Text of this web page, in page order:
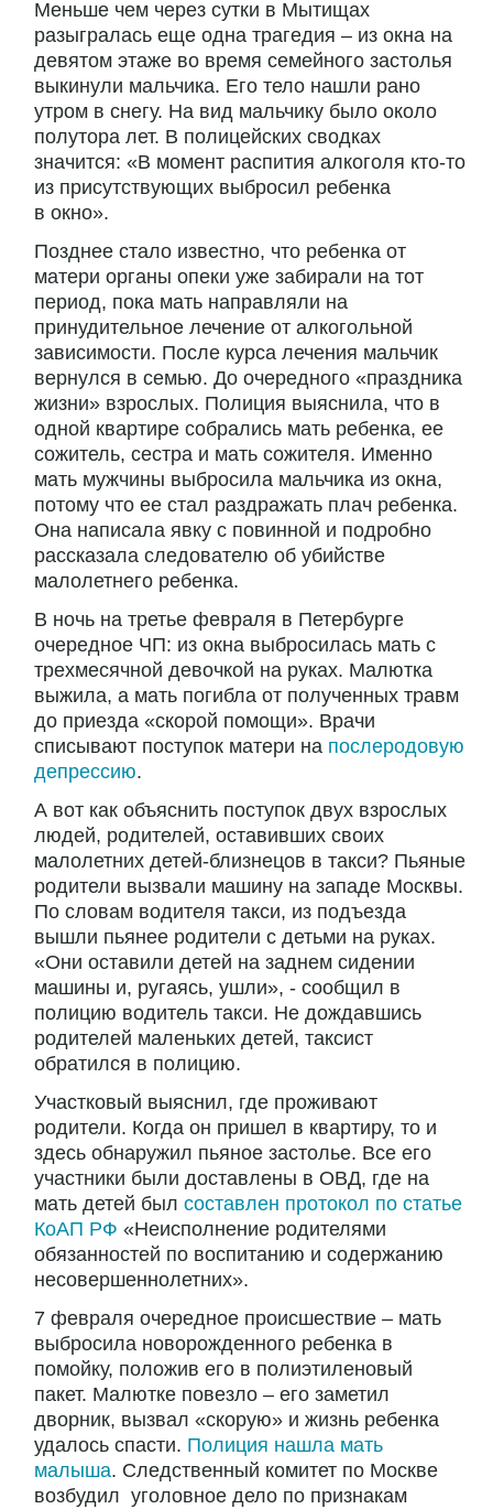
Меньше чем через сутки в Мытищах
разыгралась еще одна трагедия – из окна на
девятом этаже во время семейного застолья
выкинули мальчика. Его тело нашли рано
утром в снегу. На вид мальчику было около
полутора лет. В полицейских сводках
значится: «В момент распития алкоголя кто-то
из присутствующих выбросил ребенка
в окно».
Позднее стало известно, что ребенка от
матери органы опеки уже забирали на тот
период, пока мать направляли на
принудительное лечение от алкогольной
зависимости. После курса лечения мальчик
вернулся в семью. До очередного «праздника
жизни» взрослых. Полиция выяснила, что в
одной квартире собрались мать ребенка, ее
сожитель, сестра и мать сожителя. Именно
мать мужчины выбросила мальчика из окна,
потому что ее стал раздражать плач ребенка.
Она написала явку с повинной и подробно
рассказала следователю об убийстве
малолетнего ребенка.
В ночь на третье февраля в Петербурге
очередное ЧП: из окна выбросилась мать с
трехмесячной девочкой на руках. Малютка
выжила, а мать погибла от полученных травм
до приезда «скорой помощи». Врачи
списывают поступок матери на послеродовую
депрессию.
А вот как объяснить поступок двух взрослых
людей, родителей, оставивших своих
малолетних детей-близнецов в такси? Пьяные
родители вызвали машину на западе Москвы.
По словам водителя такси, из подъезда
вышли пьянее родители с детьми на руках.
«Они оставили детей на заднем сидении
машины и, ругаясь, ушли», - сообщил в
полицию водитель такси. Не дождавшись
родителей маленьких детей, таксист
обратился в полицию.
Участковый выяснил, где проживают
родители. Когда он пришел в квартиру, то и
здесь обнаружил пьяное застолье. Все его
участники были доставлены в ОВД, где на
мать детей был составлен протокол по статье
КоАП РФ «Неисполнение родителями
обязанностей по воспитанию и содержанию
несовершеннолетних».
7 февраля очередное происшествие – мать
выбросила новорожденного ребенка в
помойку, положив его в полиэтиленовый
пакет. Малютке повезло – его заметил
дворник, вызвал «скорую» и жизнь ребенка
удалось спасти. Полиция нашла мать
малыша. Следственный комитет по Москве
возбудил уголовное дело по признакам